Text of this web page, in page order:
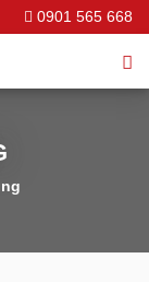
0901 565 668